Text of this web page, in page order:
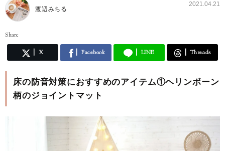
渡辺みちる
2021.04.21
Share
X Facebook LINE Threads
床の防音対策におすすめのアイテム①ヘリンボーン
柄のジョイントマット